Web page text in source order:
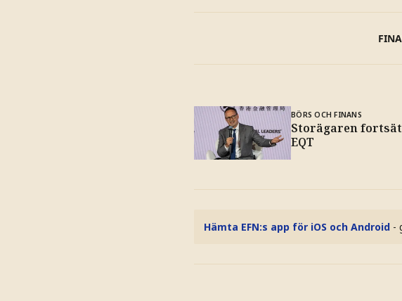
BÖRS OCH FINANS
Storägaren
EQT
Hämta EFN:s app för iOS och Android -